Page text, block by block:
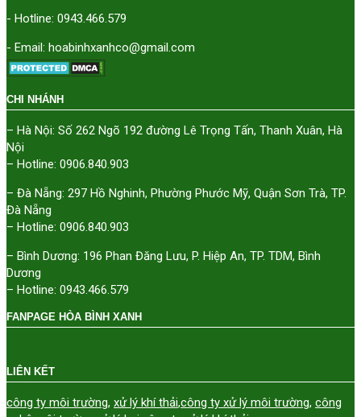
- Hotline: 0943.466.579
- Email: hoabinhxanhco@gmail.com
CHI NHÁNH
– Hà Nội: Số 262 Ngõ 192 đường Lê Trọng Tấn, Thanh Xuân, Hà
Nội
– Hotline: 0906.840.903
– Đà Nẵng: 297 Hồ Nghinh, Phường Phước Mỹ, Quận Sơn Trà, TP.
Đà Nẵng
– Hotline: 0906.840.903
– Bình Dương: 196 Phan Đăng Lưu, P. Hiệp An, TP. TDM, Bình
Dương
– Hotline: 0943.466.579
FANPAGE HÒA BÌNH XANH
LIÊN KẾT
công ty môi trường, xử lý khí thải,công ty xử lý môi trường, công